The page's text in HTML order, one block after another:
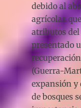
debido al
agrícolas
atributos del
presentado
(Guerra-
expansión y
de bosques